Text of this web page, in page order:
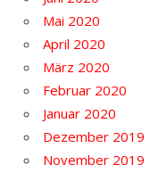
Mai 2020
April 2020
März 2020
Februar 2020
Januar 2020
Dezember 2019
November 2019